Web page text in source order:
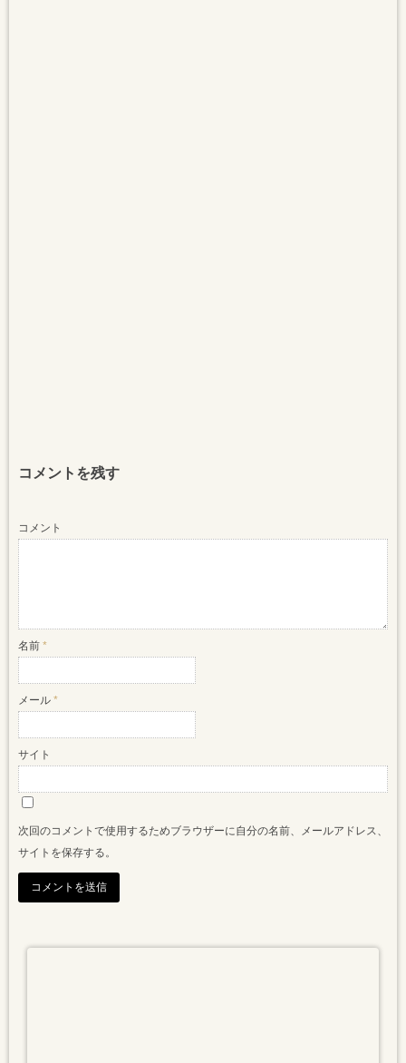
コメントを残す
コメント
名前 *
メール *
サイト
次回のコメントで使用するためブラウザーに自分の名前、メールアドレス、
サイトを保存する。